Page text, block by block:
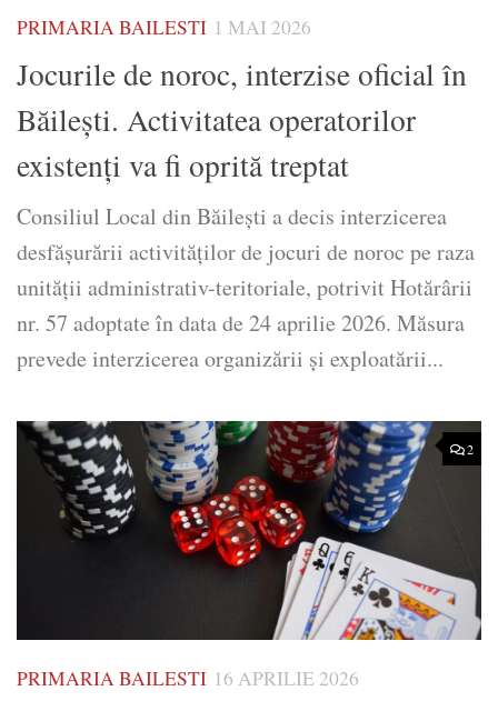
PRIMARIA BAILESTI 1 MAI 2026
Jocurile de noroc, interzise oficial în
Băilești. Activitatea operatorilor
existenți va fi oprită treptat
Consiliul Local din Băilești a decis interzicerea
desfășurării activităților de jocuri de noroc pe raza
unității administrativ-teritoriale, potrivit Hotărârii
nr. 57 adoptate în data de 24 aprilie 2026. Măsura
prevede interzicerea organizării și exploatării...
2
PRIMARIA BAILESTI 16 APRILIE 2026